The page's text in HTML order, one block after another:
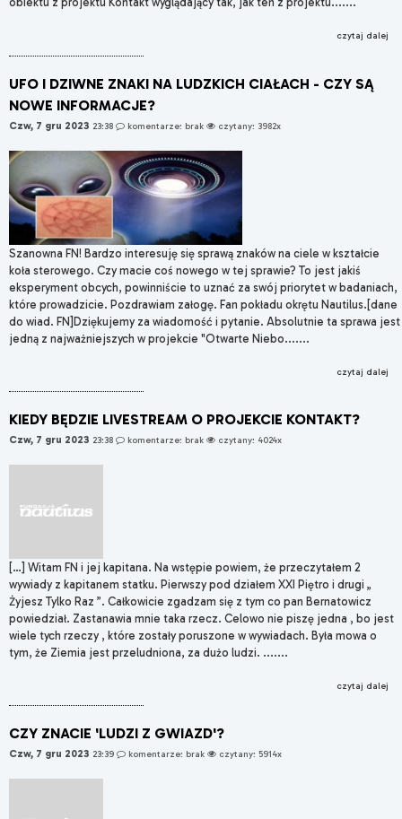
czytaj dalej
UFO I DZIWNE ZNAKI NA LUDZKICH CIAŁACH - CZY SĄ
NOWE INFORMACJE?
Czw, 7 gru 2023 23:38 komentarze: brak czytany: 3982x
Szanowna FN! Bardzo interesuję się sprawą znaków na ciele w kształcie
koła sterowego. Czy macie coś nowego w tej sprawie? To jest jakiś
eksperyment obcych, powinniście to uznać za swój priorytet w badaniach,
które prowadzicie. Pozdrawiam załogę. Fan pokładu okrętu Nautilus.[dane
do wiad. FN]Dziękujemy za wiadomość i pytanie. Absolutnie ta sprawa jest
jedną z najważniejszych w projekcie "Otwarte Niebo.......
czytaj dalej
KIEDY BĘDZIE LIVESTREAM O PROJEKCIE KONTAKT?
Czw, 7 gru 2023 23:38 komentarze: brak czytany: 4024x
[…] Witam FN i jej kapitana. Na wstępie powiem, że przeczytałem 2
wywiady z kapitanem statku. Pierwszy pod działem XXI Piętro i drugi „
Żyjesz Tylko Raz ”. Całkowicie zgadzam się z tym co pan Bernatowicz
powiedział. Zastanawia mnie taka rzecz. Celowo nie piszę jedna , bo jest
wiele tych rzeczy , które zostały poruszone w wywiadach. Była mowa o
tym, że Ziemia jest przeludniona, za dużo ludzi. .......
czytaj dalej
CZY ZNACIE 'LUDZI Z GWIAZD'?
Czw, 7 gru 2023 23:39 komentarze: brak czytany: 5914x